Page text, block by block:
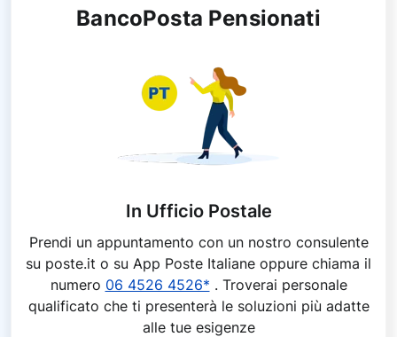
BancoPosta Pensionati
In Ufficio Postale
Prendi un appuntamento con un nostro consulente
su poste.it o su App Poste Italiane oppure chiama il
numero 06 4526 4526* . Troverai personale
qualificato che ti presenterà le soluzioni più adatte
alle tue esigenze